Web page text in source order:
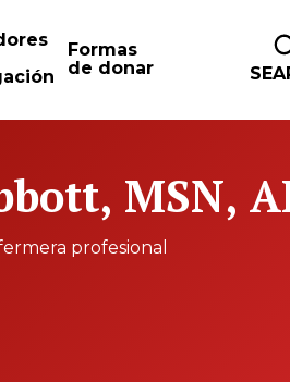
Formas
de donar
MSN,
profesional